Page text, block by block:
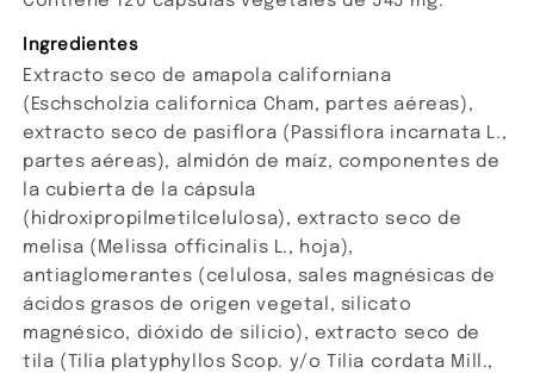
Ingredientes
Extracto seco de amapola californiana
(Eschscholzia californica Cham, partes aéreas),
extracto seco de pasiflora (Passiflora incarnata L.,
partes aéreas), almidón de maíz, componentes de
la cubierta de la cápsula
(hidroxipropilmetilcelulosa), extracto seco de
melisa (Melissa officinalis L., hoja),
antiaglomerantes (celulosa, sales magnésicas de
ácidos grasos de origen vegetal, silicato
magnésico, dióxido de silicio), extracto seco de
tila (Tilia platyphyllos Scop. y/o Tilia cordata Mill.,